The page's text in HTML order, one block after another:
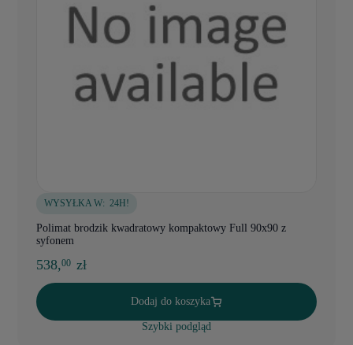
WYSYŁKA W: 24H!
Polimat brodzik kwadratowy kompaktowy Full 90x90 z
syfonem
538,00 zł
Dodaj do koszyka
Szybki podgląd